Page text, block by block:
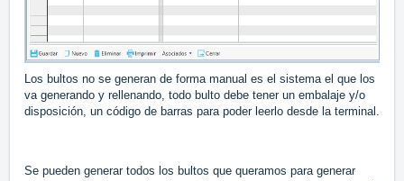
Los bultos no se generan de forma manual es el sistema el que los
va generando y rellenando, todo bulto debe tener un embalaje y/o
disposición, un código de barras para poder leerlo desde la terminal.
Se pueden generar todos los bultos que queramos para generar